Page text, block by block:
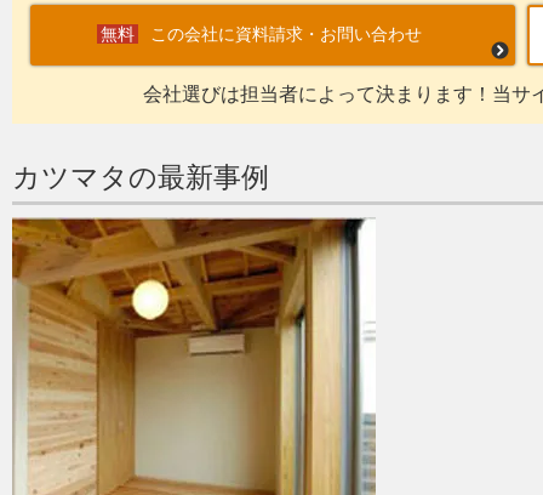
この会社に資料請求・お問い合わせ
会社選びは担当者によって決まります！当サ
カツマタの最新事例